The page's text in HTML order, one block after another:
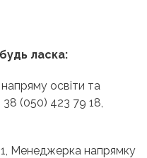
ласка:
освіти та
38 (050) 423 79 18,
Менеджерка напрямку